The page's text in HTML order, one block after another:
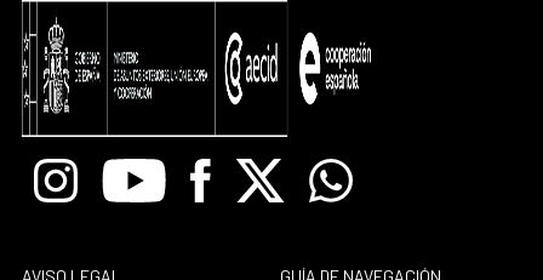
InstagramYoutube Facebook
X Whatsapp